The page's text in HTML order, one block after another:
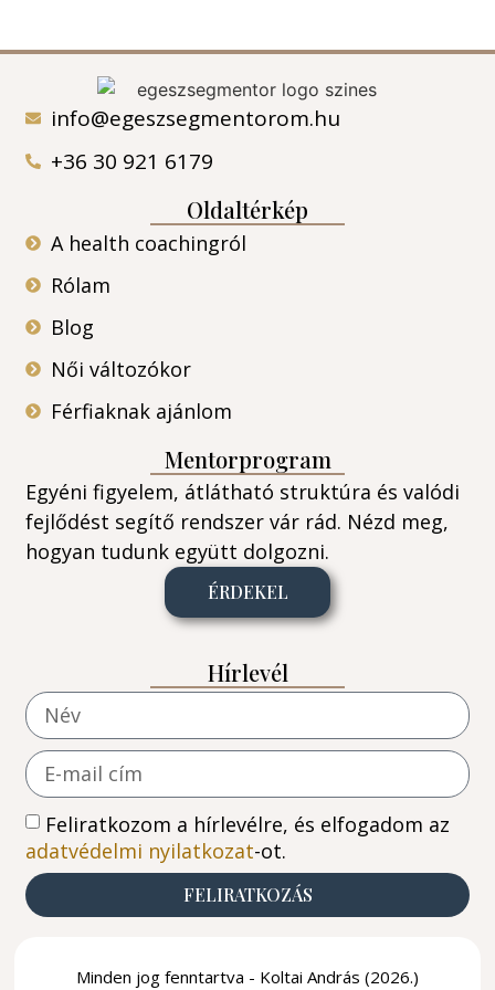
info@egeszsegmentorom.hu
+36 30 921 6179
Oldaltérkép
A health coachingról
Rólam
Blog
Női változókor
Férfiaknak ajánlom
Mentorprogram
Egyéni figyelem, átlátható struktúra és valódi
fejlődést segítő rendszer vár rád. Nézd meg,
hogyan tudunk együtt dolgozni.
ÉRDEKEL
Hírlevél
Feliratkozom a hírlevélre, és elfogadom az
adatvédelmi nyilatkozat-ot.
FELIRATKOZÁS
Minden jog fenntartva - Koltai András (2026.)